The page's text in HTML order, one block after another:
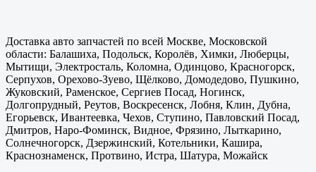
Доставка авто запчастей по всей Москве, Московской
области: Балашиха, Подольск, Королёв, Химки, Люберцы,
Мытищи, Электросталь, Коломна, Одинцово, Красногорск,
Серпухов, Орехово-Зуево, Щёлково, Домодедово, Пушкино,
Жуковский, Раменское, Сергиев Посад, Ногинск,
Долгопрудный, Реутов, Воскресенск, Лобня, Клин, Дубна,
Егорьевск, Ивантеевка, Чехов, Ступино, Павловский Посад,
Дмитров, Наро-Фоминск, Видное, Фрязино, Лыткарино,
Солнечногорск, Дзержинский, Котельники, Кашира,
Краснознаменск, Протвино, Истра, Шатура, Можайск